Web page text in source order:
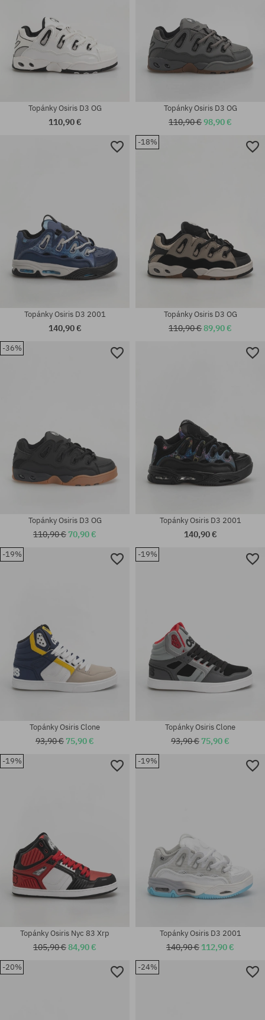
Dostupné veľkosti:
Topánky Osiris D3 OG
110,90 €
Topánky Osiris D3 OG
110,90 €98,90 €
Topánky Osiris D3 2001
140,90 €
-18%
Topánky Osiris D3 OG
110,90 €89,90 €
-36%
Topánky Osiris D3 OG
110,90 € 70,90 €
Topánky Osiris D3 2001
140,90 €
-19%
Topánky Osiris Clone
93,90 € 75,90 €
-19%
Topánky Osiris Clone
93,90 € 75,90 €
-19%
Topánky Osiris Nyc 83 Xrp
105,90 €84,90 €
-19%
Topánky Osiris D3 2001
140,90 € 112,90 €
-20% -24%